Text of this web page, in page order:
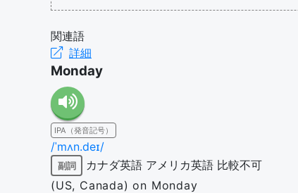
関連語
詳細
Monday
IPA（発音記号）
/ˈmʌn.deɪ/
副詞 カナダ英語 アメリカ英語 比較不可
(US, Canada) on Monday